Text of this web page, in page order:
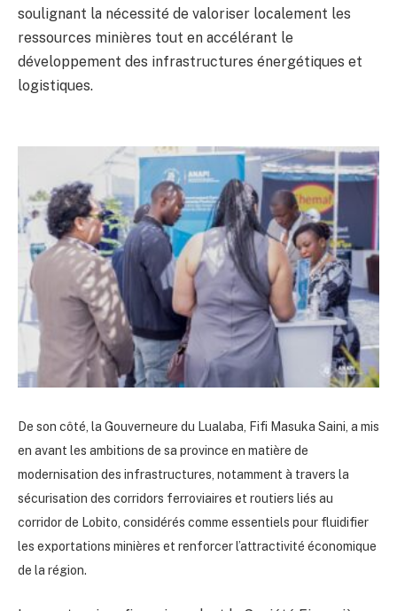
soulignant la nécessité de valoriser localement les
ressources minières tout en accélérant le
développement des infrastructures énergétiques et
logistiques.
De son côté, la Gouverneure du Lualaba, Fifi Masuka Saini, a mis
en avant les ambitions de sa province en matière de
modernisation des infrastructures, notamment à travers la
sécurisation des corridors ferroviaires et routiers liés au
corridor de Lobito, considérés comme essentiels pour fluidifier
les exportations minières et renforcer l’attractivité économique
de la région.